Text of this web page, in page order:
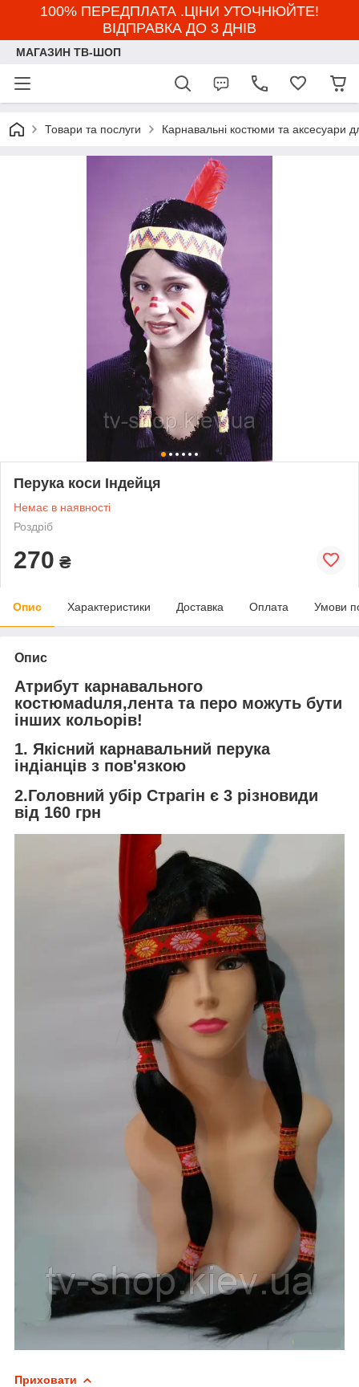
100% ПЕРЕДПЛАТА .ЦІНИ УТОЧНЮЙТЕ!
ВІДПРАВКА ДО 3 ДНІВ
МАГАЗИН ТВ-ШОП
Товари та послуги Карнавальні костюми та аксесуари
Перука коси Індейця
Немає в наявності
Роздріб
270 ₴
Опис Характеристики Доставка Оплата Умови
Опис
Атрибут карнавального
костюмаduля,лента та перо можуть бути
інших кольорів!
1. Якісний карнавальний перука
індіанців з пов'язкою
2.Головний убір Страгін є 3 різновиди
від 160 грн
Приховати